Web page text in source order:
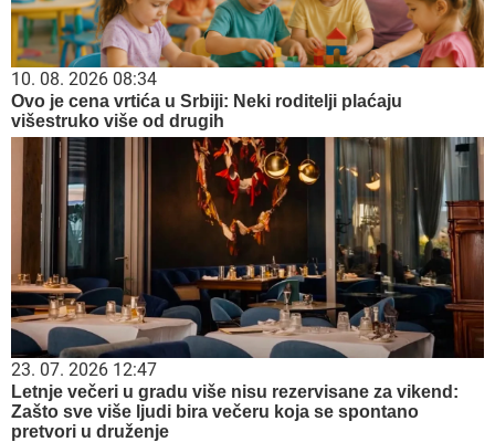
10. 08. 2026 08:34
Ovo je cena vrtića u Srbiji: Neki roditelji plaćaju
višestruko više od drugih
23. 07. 2026 12:47
Letnje večeri u gradu više nisu rezervisane za vikend:
Zašto sve više ljudi bira večeru koja se spontano
pretvori u druženje